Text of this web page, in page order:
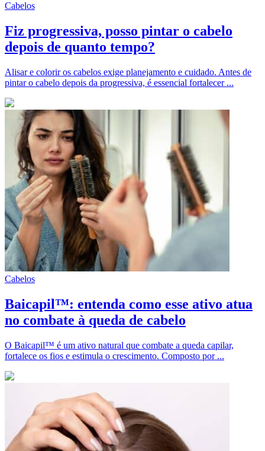
Cabelos
Fiz progressiva, posso pintar o cabelo
depois de quanto tempo?
Alisar e colorir os cabelos exige planejamento e cuidado. Antes de
pintar o cabelo depois da progressiva, é essencial fortalecer ...
Cabelos
Baicapil™: entenda como esse ativo atua
no combate à queda de cabelo
O Baicapil™ é um ativo natural que combate a queda capilar,
fortalece os fios e estimula o crescimento. Composto por ...